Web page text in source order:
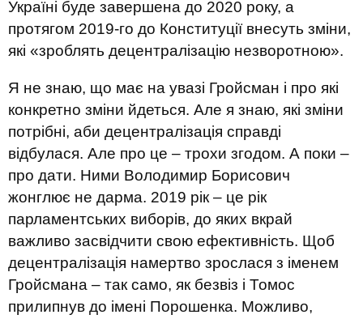
Україні буде завершена до 2020 року, а
протягом 2019-го до Конституції внесуть зміни,
які «зроблять децентралізацію незворотною».
Я не знаю, що має на увазі Гройсман і про які
конкретно зміни йдеться. Але я знаю, які зміни
потрібні, аби децентралізація справді
відбулася. Але про це – трохи згодом. А поки –
про дати. Ними Володимир Борисович
жонглює не дарма. 2019 рік – це рік
парламентських виборів, до яких вкрай
важливо засвідчити свою ефективність. Щоб
децентралізація намертво зрослася з іменем
Гройсмана – так само, як безвіз і Томос
прилипнув до імені Порошенка. Можливо,